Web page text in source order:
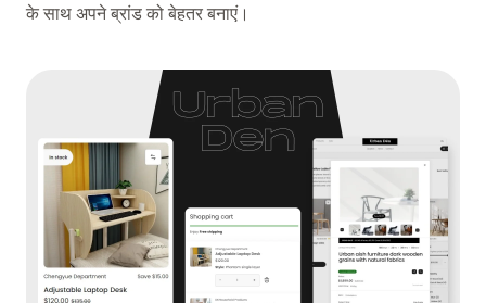
के साथ अपने ब्रांड को बेहतर बनाएं।